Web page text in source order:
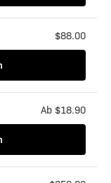
$88.00
Ab $18.90